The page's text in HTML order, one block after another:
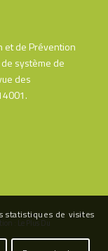
et de Prévention
système de
des
: Le Plus Du
statistiques de visites